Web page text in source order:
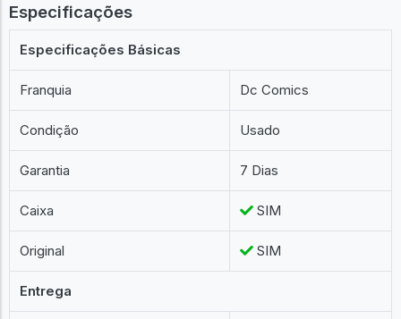
Especificações
Especificações Básicas
Franquia Dc Comics
Condição Usado
Garantia 7 Dias
Caixa SIM
Original SIM
Entrega